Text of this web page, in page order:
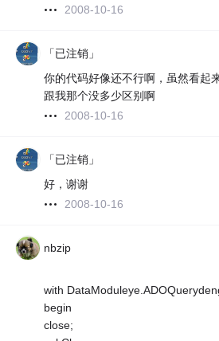
2008-10-16
「已注销」
你的代码好像还不行啊，虽然看起
跟我那个没多少区别啊
2008-10-16
「已注销」
好，谢谢
2008-10-16
nbzip
with
begin
close;